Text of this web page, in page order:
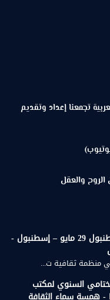
تجمعنا إعداد وتقديم
والعقل
زيارة علمية إلى جامعة مرمرة وجامعة إسطنبول 29 مايو – إسطنبول -
منظمة ثقافية ت...
السنوي لمكتب
- همسة سماء الثقافة